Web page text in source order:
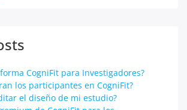
CogniFit para Investigadores?
los participantes en CogniFit?
el diseño de mi estudio?